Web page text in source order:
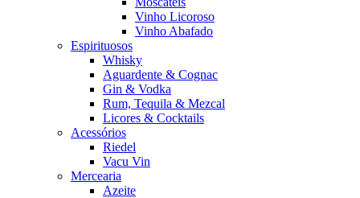
Vinho Licoroso
Vinho Abafado
Espirituosos
Whisky
Aguardente & Cognac
Gin & Vodka
Rum, Tequila & Mezcal
Licores & Cocktails
Acessórios
Riedel
Vacu Vin
Mercearia
Azeite